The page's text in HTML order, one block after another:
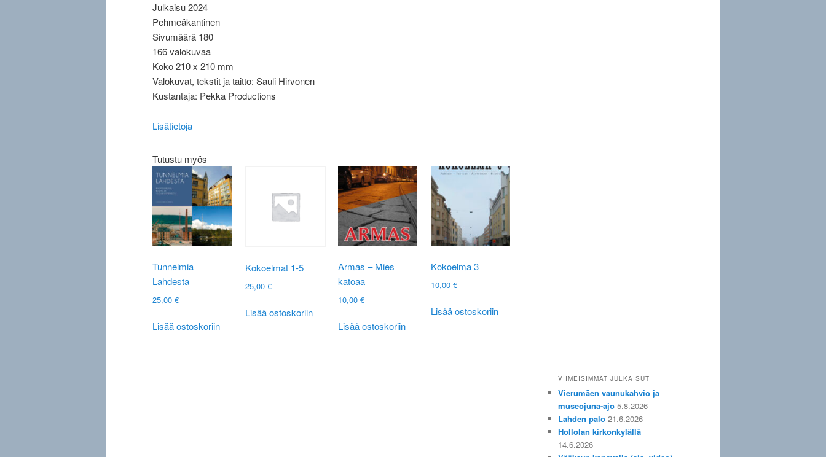
Julkaisu 2024
Pehmeäkantinen
Sivumäärä 180
166 valokuvaa
Koko 210 x 210 mm
Valokuvat, tekstit ja taitto: Sauli Hirvonen
Kustantaja: Pekka Productions
Lisätietoja
Tutustu myös
Tunnelmia
Lahdesta
25,00 €
Lisää ostoskoriin
Kokoelmat 1-5
25,00 €
Lisää ostoskoriin
Armas – Mies
katoaa
10,00 €
Lisää ostoskoriin
Kokoelma 3
10,00 €
Lisää ostoskoriin
VIIMEISIMMÄT JULKAISUT
Vierumäen vaunukahvio ja
museojuna-ajo 5.8.2026
Lahden palo 21.6.2026
Hollolan kirkonkylällä
14.6.2026